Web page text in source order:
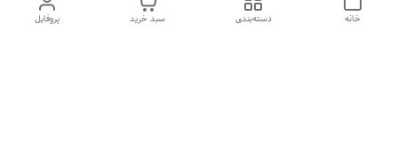
پروفایل سبد خرید دسته‌بندی خانه